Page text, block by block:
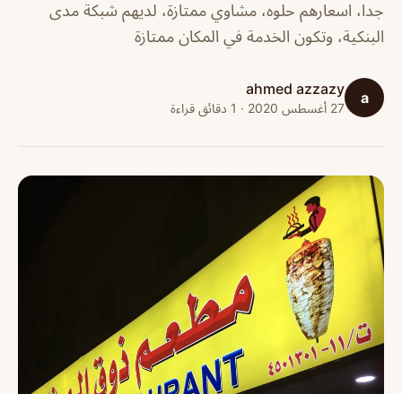
جدا، اسعارهم حلوه، مشاوي ممتازة، لديهم شبكة مدى
البنكية، وتكون الخدمة في المكان ممتازة
a
ahmed azzazy
27 أغسطس 2020 · 1 دقائق قراءة